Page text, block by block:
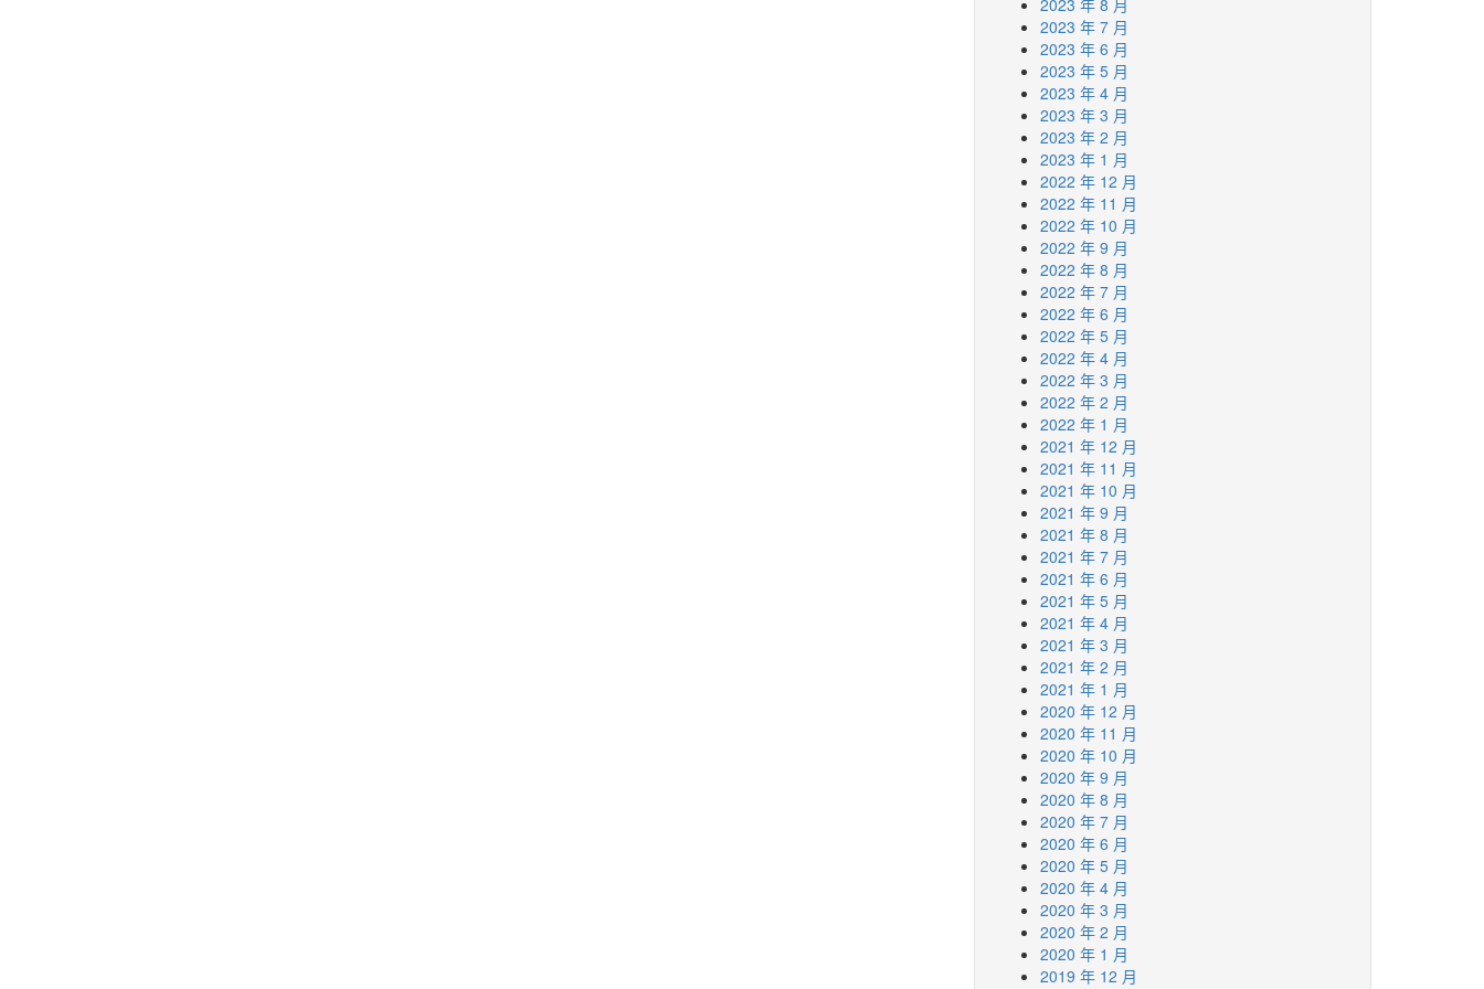
2023 年 8 月
2023 年 7 月
2023 年 6 月
2023 年 5 月
2023 年 4 月
2023 年 3 月
2023 年 2 月
2023 年 1 月
2022 年 12 月
2022 年 11 月
2022 年 10 月
2022 年 9 月
2022 年 8 月
2022 年 7 月
2022 年 6 月
2022 年 5 月
2022 年 4 月
2022 年 3 月
2022 年 2 月
2022 年 1 月
2021 年 12 月
2021 年 11 月
2021 年 10 月
2021 年 9 月
2021 年 8 月
2021 年 7 月
2021 年 6 月
2021 年 5 月
2021 年 4 月
2021 年 3 月
2021 年 2 月
2021 年 1 月
2020 年 12 月
2020 年 11 月
2020 年 10 月
2020 年 9 月
2020 年 8 月
2020 年 7 月
2020 年 6 月
2020 年 5 月
2020 年 4 月
2020 年 3 月
2020 年 2 月
2020 年 1 月
2019 年 12 月